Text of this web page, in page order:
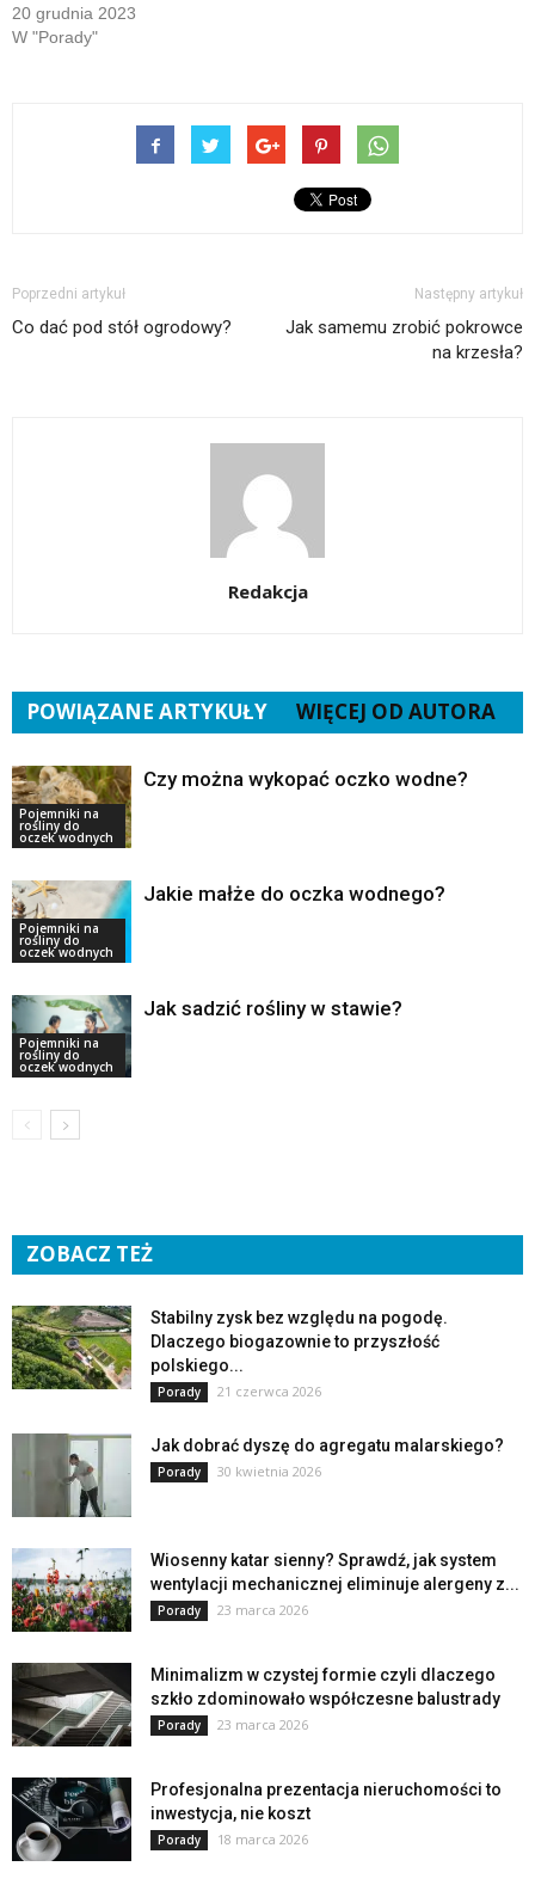
20 grudnia 2023
W "Porady"
Poprzedni artykuł
Co dać pod stół ogrodowy?
Następny artykuł
Jak samemu zrobić pokrowce
na krzesła?
Redakcja
POWIĄZANE ARTYKUŁY WIĘCEJ OD AUTORA
Pojemniki na
rośliny do
oczek wodnych
Czy można wykopać oczko wodne?
Pojemniki na
rośliny do
oczek wodnych
Jakie małże do oczka wodnego?
Pojemniki na
rośliny do
oczek wodnych
Jak sadzić rośliny w stawie?
ZOBACZ TEŻ
Stabilny zysk bez względu na pogodę.
Dlaczego biogazownie to przyszłość
polskiego...
Porady 21 czerwca 2026
Jak dobrać dyszę do agregatu malarskiego?
Porady 30 kwietnia 2026
Wiosenny katar sienny? Sprawdź, jak system
wentylacji mechanicznej eliminuje alergeny z...
Porady 23 marca 2026
Minimalizm w czystej formie czyli dlaczego
szkło zdominowało współczesne balustrady
Porady 23 marca 2026
Profesjonalna prezentacja nieruchomości to
inwestycja, nie koszt
Porady 18 marca 2026